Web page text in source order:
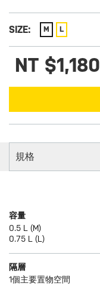
SIZE: M L
NT $1,180
規格
容量
0.5 L (M)
0.75 L (L)
隔層
1個主要置物空間